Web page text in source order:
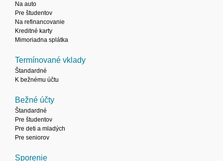
Na auto
Pre študentov
Na refinancovanie
Kreditné karty
Mimoriadna splátka
Termínované vklady
Štandardné
K bežnému účtu
Bežné účty
Štandardné
Pre študentov
Pre deti a mladých
Pre seniorov
Sporenie